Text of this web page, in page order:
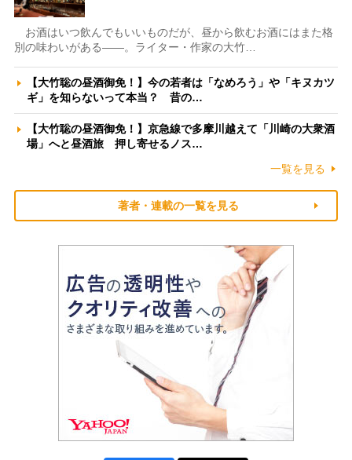
お酒はいつ飲んでもいいものだが、昼から飲むお酒にはまた格
別の味わいがある――。ライター・作家の大竹…
【大竹聡の昼酒御免！】今の若者は「なめろう」や「キヌカツ
ギ」を知らないって本当？ 昔の…
【大竹聡の昼酒御免！】京急線で多摩川越えて「川崎の大衆酒
場」へと昼酒旅 押し寄せるノス…
一覧を見る
著者・連載の一覧を見る